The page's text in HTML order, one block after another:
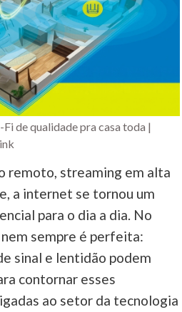
de qualidade pra casa toda |
remoto, streaming em alta
a internet se tornou um
para o dia a dia. No
sempre é perfeita:
sinal e lentidão podem
contornar esses
ao setor da tecnologia